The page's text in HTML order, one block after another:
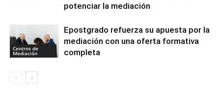
potenciar la mediación
Centros de
Mediación
Epostgrado refuerza su apuesta por la
mediación con una oferta formativa
completa